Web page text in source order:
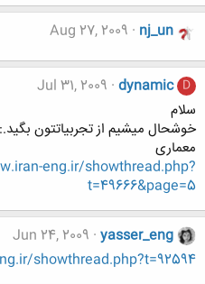
nj_un
Aug 27, 2009
D
dynamic
Jul 31, 2009
سلام
معماری
eng.ir/showthread.php?
t=49666&page=5
yasser_eng
Jun 24, 2009
showthread.php?t=92594